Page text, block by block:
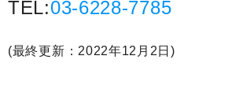
TEL:03-6228-7785
(最終更新：2022年12月2日)